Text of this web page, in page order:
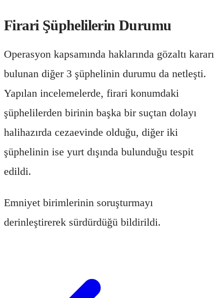
Firari Şüphelilerin Durumu
Operasyon kapsamında haklarında gözaltı kararı
bulunan diğer 3 şüphelinin durumu da netleşti.
Yapılan incelemelerde, firari konumdaki
şüphelilerden birinin başka bir suçtan dolayı
halihazırda cezaevinde olduğu, diğer iki
şüphelinin ise yurt dışında bulunduğu tespit
edildi.
Emniyet birimlerinin soruşturmayı
derinleştirerek sürdürdüğü bildirildi.